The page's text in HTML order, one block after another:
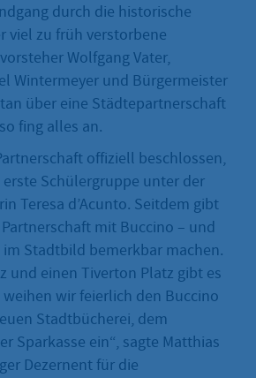
durch die historische
viel zu früh verstorbene
Wolfgang Vater,
Wintermeyer und Bürgermeister
über eine Städtepartnerschaft
fing alles an.
offiziell beschlossen,
Schülergruppe unter der
Teresa d’Acunto. Seitdem gibt
mit Buccino – und
Stadtbild bemerkbar machen.
und einen Tiverton Platz gibt es
wir feierlich den Buccino
Stadtbücherei, dem
Sparkasse ein“, sagte Matthias
Dezernent für die